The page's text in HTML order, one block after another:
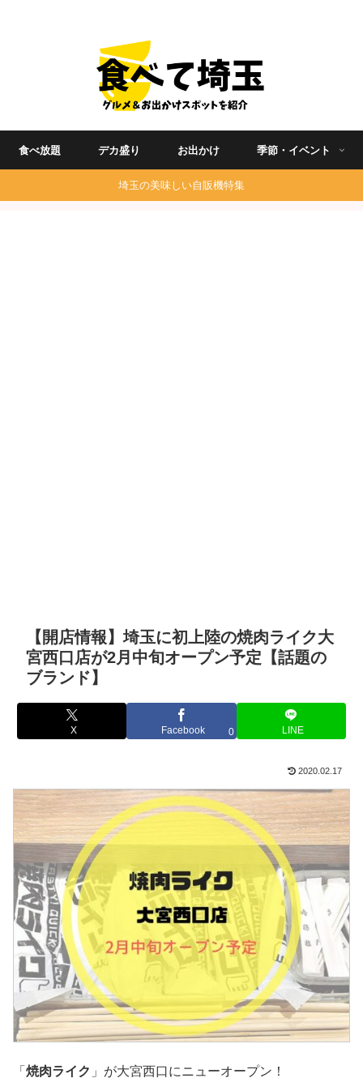
食べ放題 デカ盛り お出かけ 季節・イベント
埼玉の美味しい自販機特集
【開店情報】埼玉に初上陸の焼肉ライク大
宮西口店が2月中旬オープン予定【話題の
ブランド】
X Facebook 0 LINE
2020.02.17
「 焼肉ライク 」が大宮西口にニューオープン！